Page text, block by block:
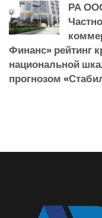
РА
Финанс» рейтинг
национальной
прогнозом